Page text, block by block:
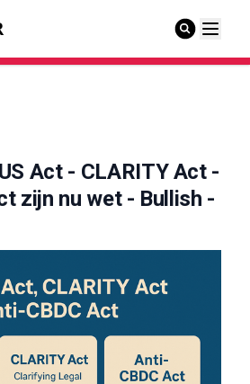
Act - CLARITY Act -
zijn nu wet - Bullish -